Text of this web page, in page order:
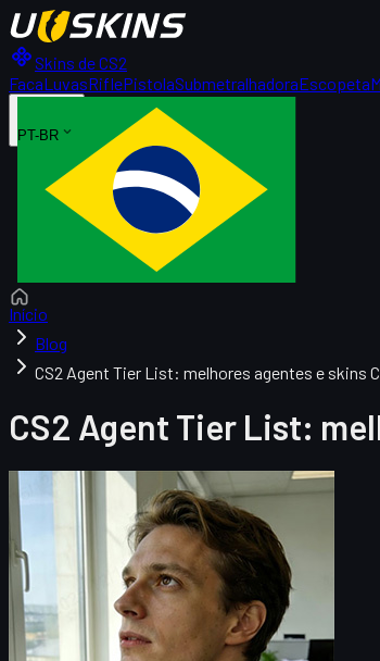
Skins de CS2
FacaLuvasRiflePistolaSubmetralhadoraEscopeta
PT-BR
Início
Blog
CS2 Agent Tier List: melhores agentes e skins
CS2 Agent Tier List: